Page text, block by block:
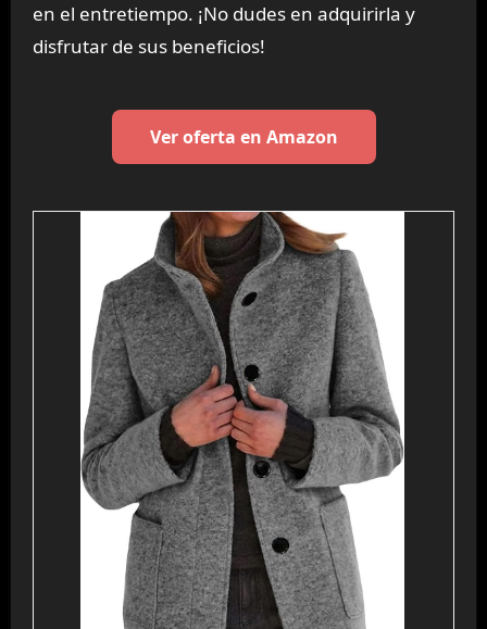
en el entretiempo. ¡No dudes en adquirirla y
disfrutar de sus beneficios!
Ver oferta en Amazon